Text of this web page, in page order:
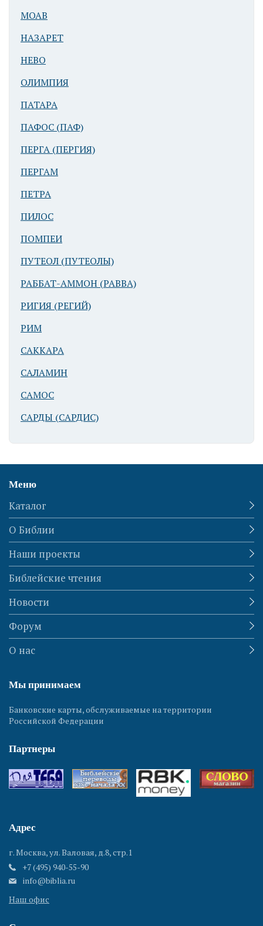
МОАВ
НАЗАРЕТ
НЕВО
ОЛИМПИЯ
ПАТАРА
ПАФОС (ПАФ)
ПЕРГА (ПЕРГИЯ)
ПЕРГАМ
ПЕТРА
ПИЛОС
ПОМПЕИ
ПУТЕОЛ (ПУТЕОЛЫ)
РАББАТ-АММОН (РАВВА)
РИГИЯ (РЕГИЙ)
РИМ
САККАРА
САЛАМИН
САМОС
САРДЫ (САРДИС)
Меню
Каталог
О Библии
Наши проекты
Библейские чтения
Новости
Форум
О нас
Мы принимаем
Банковские карты, обслуживаемые на территории
Российской Федерации
Партнеры
Адрес
г. Москва, ул. Валовая, д.8, стр.1
+7 (495) 940-55-90
info@biblia.ru
Наш офис